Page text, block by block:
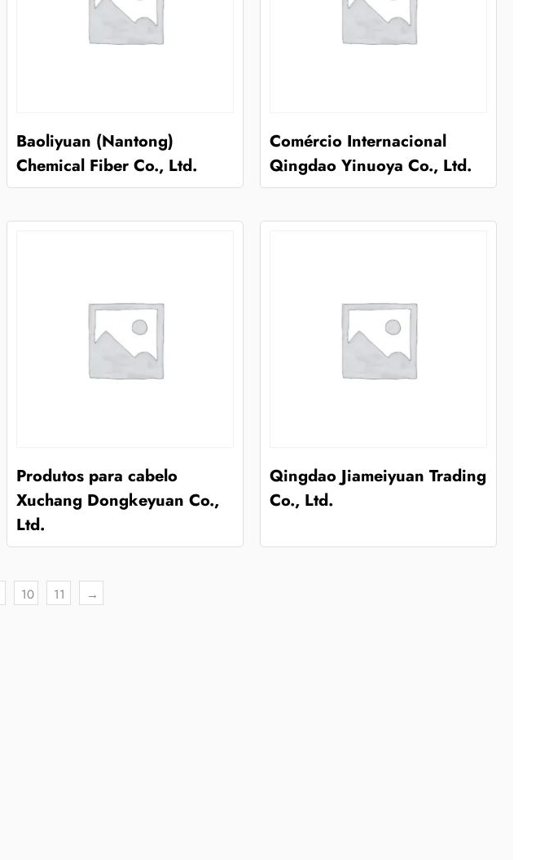
Baoliyuan (Nantong)
Chemical Fiber Co., Ltd.
Comércio Internacional
Qingdao Yinuoya Co., Ltd.
Produtos para cabelo
Xuchang Dongkeyuan Co.,
Ltd.
Qingdao Jiameiyuan Trading
Co., Ltd.
10 11 →